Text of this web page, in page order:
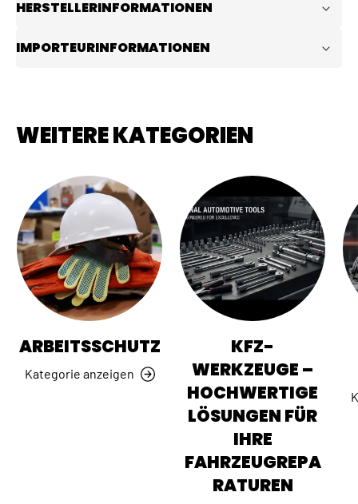
HERSTELLERINFORMATIONEN
IMPORTEURINFORMATIONEN
WEITERE KATEGORIEN
ARBEITSSCHUTZ
Kategorie anzeigen
KFZ-
WERKZEUGE –
HOCHWERTIGE
LÖSUNGEN FÜR
IHRE
FAHRZEUGREPA
RATUREN